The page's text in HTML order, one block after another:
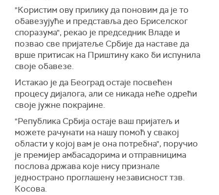
"Користим ову прилику да поновим да је то
обавезујуће и представља део Бриселског
споразума", рекао је председник Владе и
позвао све пријатеље Србије да наставе да
врше притисак на Приштину како би испунила
своје обавезе.
Истакао је да Београд остаје посвећен
процесу дијалога, али се никада неће одрећи
своје јужне покрајине.
"Република Србија остаје ваш пријатељ и
можете рачунати на нашу помоћ у свакој
области у којој вам је она потребна", поручио
је премијер амбасадорима и отправницима
послова држава које нису признале
једнострано проглашену независност тзв.
Косова.